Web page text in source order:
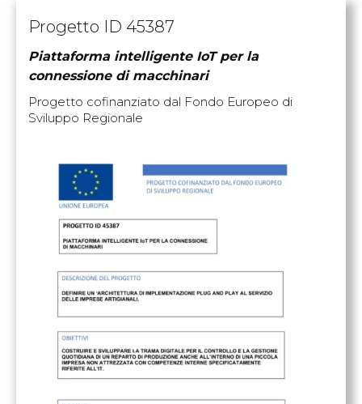
Progetto ID 45387
Piattaforma intelligente IoT per la
connessione di macchinari
Progetto cofinanziato dal Fondo Europeo di
Sviluppo Regionale